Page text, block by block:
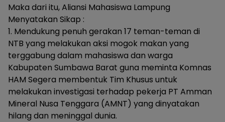
Maka dari itu, Aliansi Mahasiswa Lampung
Menyatakan Sikap :
1. Mendukung penuh gerakan 17 teman-teman di
NTB yang melakukan aksi mogok makan yang
terggabung dalam mahasiswa dan warga
Kabupaten Sumbawa Barat guna meminta Komnas
HAM Segera membentuk Tim Khusus untuk
melakukan investigasi terhadap pekerja PT Amman
Mineral Nusa Tenggara (AMNT) yang dinyatakan
hilang dan meninggal dunia.